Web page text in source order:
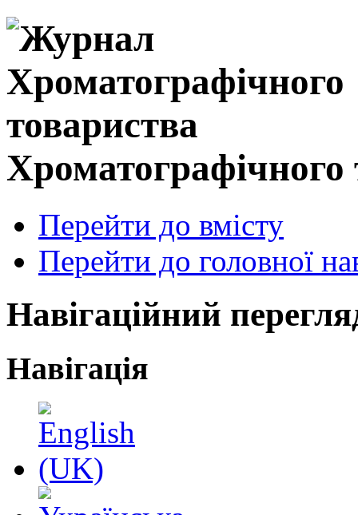
Хроматографічного
Перейти до вмісту
Перейти до головної
Навігаційний
Навігація